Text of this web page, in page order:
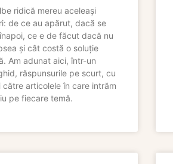
ridică mereu aceleași
de ce au apărut, dacă se
ce e de făcut dacă nu
și cât costă o soluție
Am adunat aici, într-un
răspunsurile pe scurt, cu
către articolele în care intrăm
pe fiecare temă.